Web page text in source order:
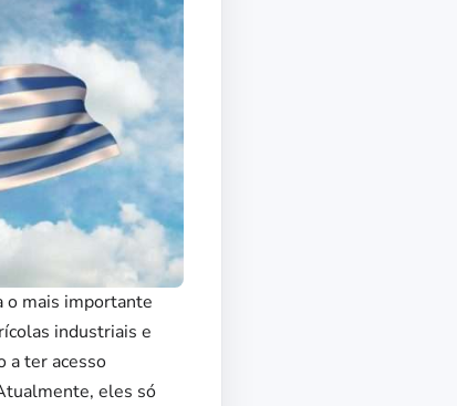
o mais importante
industriais e
a ter acesso
eles só